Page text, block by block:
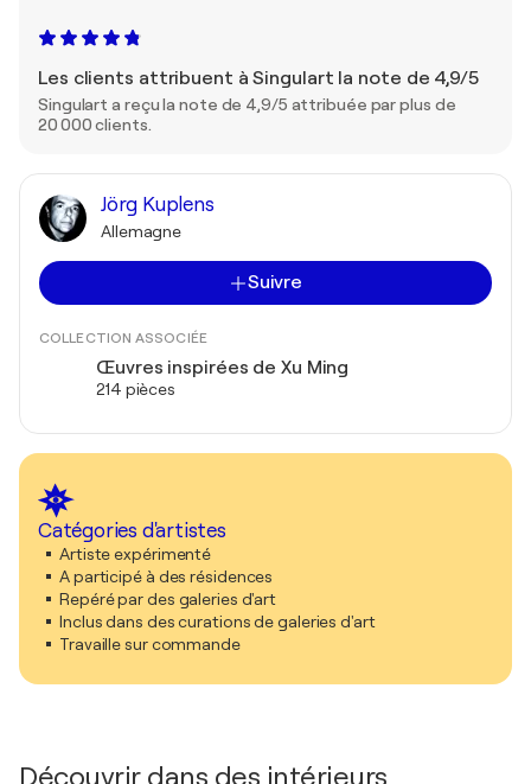
Les clients attribuent à Singulart la note de 4,9/5
Singulart a reçu la note de 4,9/5 attribuée par plus de
20 000 clients.
Jörg Kuplens
Allemagne
Suivre
COLLECTION ASSOCIÉE
Œuvres inspirées de Xu Ming
214 pièces
Catégories d'artistes
Artiste expérimenté
A participé à des résidences
Repéré par des galeries d'art
Inclus dans des curations de galeries d'art
Travaille sur commande
Découvrir dans des intérieurs